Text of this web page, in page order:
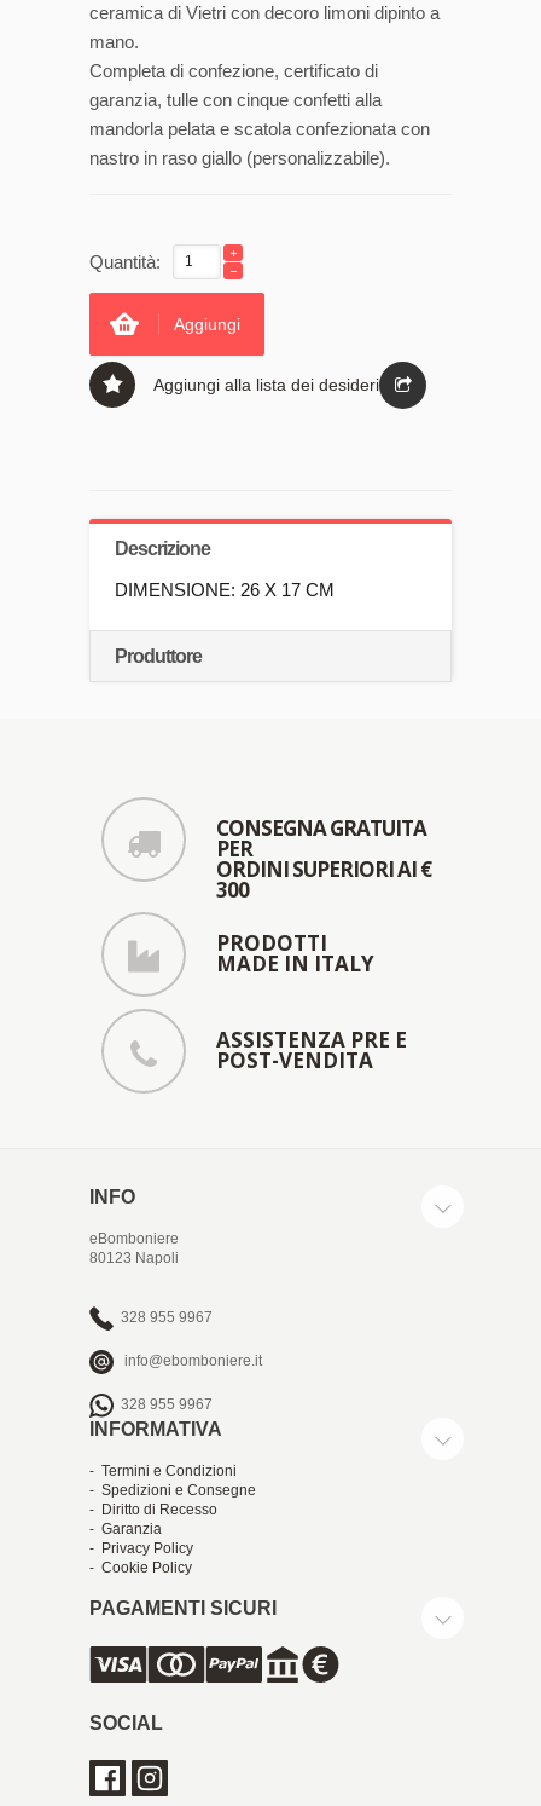
ceramica di Vietri con decoro limoni dipinto a
mano.
Completa di confezione, certificato di
garanzia, tulle con cinque confetti alla
mandorla pelata e scatola confezionata con
nastro in raso giallo (personalizzabile).
Quantità:
Aggiungi
Aggiungi alla lista dei desideri
Descrizione
DIMENSIONE: 26 X 17 CM
Produttore
CONSEGNA GRATUITA
PER
ORDINI SUPERIORI AI €
300
PRODOTTI
MADE IN ITALY
ASSISTENZA PRE E
POST-VENDITA
INFO
eBomboniere
80123 Napoli
328 955 9967
info@ebomboniere.it
328 955 9967
INFORMATIVA
- Termini e Condizioni
- Spedizioni e Consegne
- Diritto di Recesso
- Garanzia
- Privacy Policy
- Cookie Policy
PAGAMENTI SICURI
SOCIAL